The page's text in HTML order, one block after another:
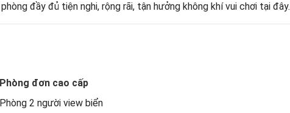
đầy đủ tiện nghi, rộng rãi, tận hưởng không khí vui chơi tại đây.
Phòng đơn cao cấp
Phòng 2 người view biển